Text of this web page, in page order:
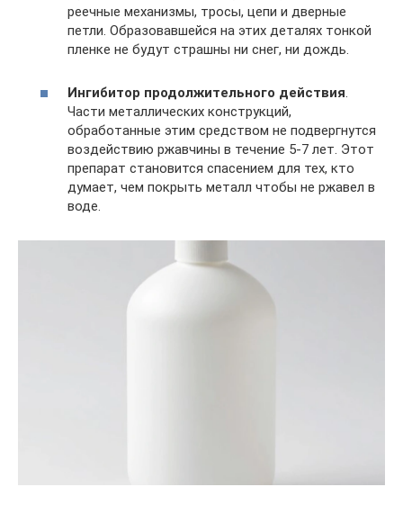
реечные механизмы, тросы, цепи и дверные
петли. Образовавшейся на этих деталях тонкой
пленке не будут страшны ни снег, ни дождь.
Ингибитор продолжительного действия.
Части металлических конструкций,
обработанные этим средством не подвергнутся
воздействию ржавчины в течение 5-7 лет. Этот
препарат становится спасением для тех, кто
думает, чем покрыть металл чтобы не ржавел в
воде.